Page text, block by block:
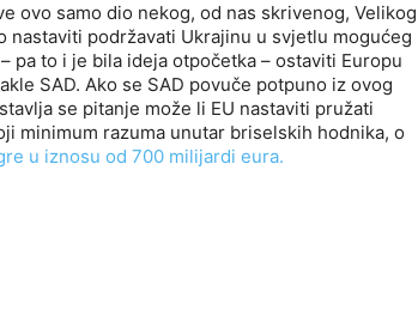
ovo samo dio nekog, od nas skrivenog, Velikog
nastaviti podržavati Ukrajinu u svjetlu mogućeg
pa to i je bila ideja otpočetka – ostaviti Europu
SAD. Ako se SAD povuče potpuno iz ovog
se pitanje može li EU nastaviti pružati
minimum razuma unutar briselskih hodnika, o
u iznosu od 700 milijardi eura.